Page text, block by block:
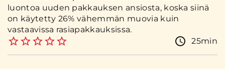
luontoa uuden pakkauksen ansiosta, koska siinä
on käytetty 26% vähemmän muovia kuin
vastaavissa rasiapakkauksissa.
25min